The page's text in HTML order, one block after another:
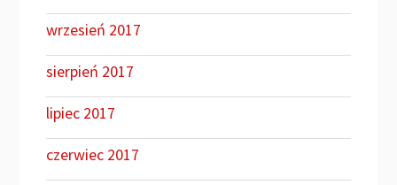
wrzesień 2017
sierpień 2017
lipiec 2017
czerwiec 2017